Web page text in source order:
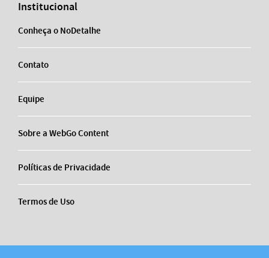
Institucional
Conheça o NoDetalhe
Contato
Equipe
Sobre a WebGo Content
Políticas de Privacidade
Termos de Uso